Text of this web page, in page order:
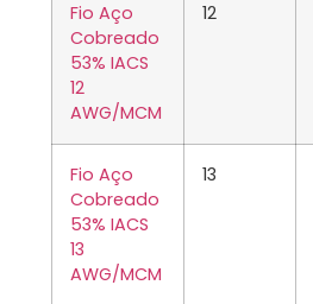
Fio Aço
Cobreado
53% IACS
12
AWG/MCM
12
Fio Aço
Cobreado
53% IACS
13
AWG/MCM
13